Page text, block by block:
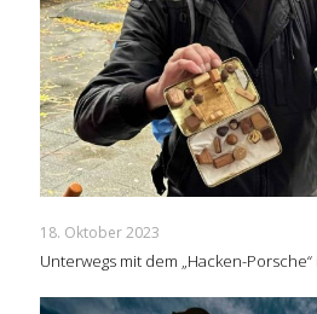
18. Oktober 2023
Unterwegs mit dem „Hacken-